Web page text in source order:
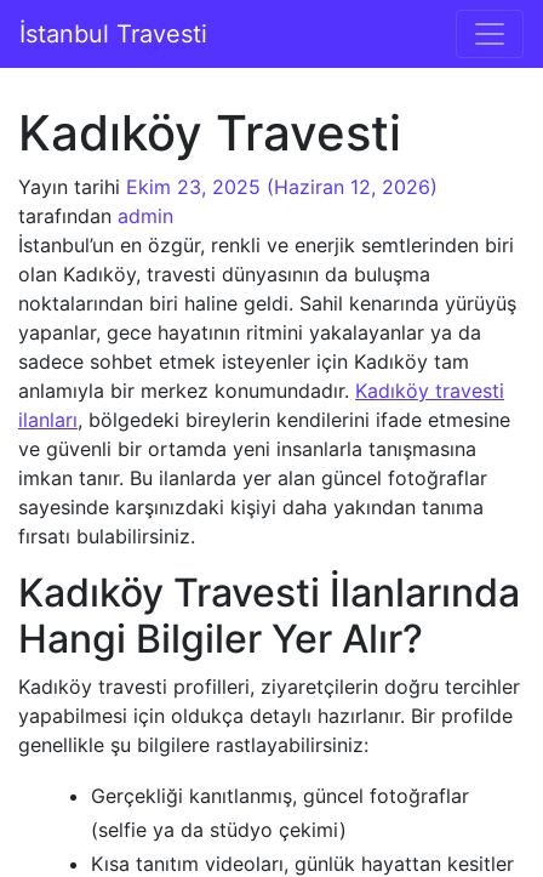
İçeriğe geç
Ana gezinti
İstanbul Travesti
Kadıköy Travesti
Yayın tarihi Ekim 23, 2025 (Haziran 12, 2026)
tarafından admin
İstanbul’un en özgür, renkli ve enerjik semtlerinden biri
olan Kadıköy, travesti dünyasının da buluşma
noktalarından biri haline geldi. Sahil kenarında yürüyüş
yapanlar, gece hayatının ritmini yakalayanlar ya da
sadece sohbet etmek isteyenler için Kadıköy tam
anlamıyla bir merkez konumundadır. Kadıköy travesti
ilanları, bölgedeki bireylerin kendilerini ifade etmesine
ve güvenli bir ortamda yeni insanlarla tanışmasına
imkan tanır. Bu ilanlarda yer alan güncel fotoğraflar
sayesinde karşınızdaki kişiyi daha yakından tanıma
fırsatı bulabilirsiniz.
Kadıköy Travesti İlanlarında
Hangi Bilgiler Yer Alır?
Kadıköy travesti profilleri, ziyaretçilerin doğru tercihler
yapabilmesi için oldukça detaylı hazırlanır. Bir profilde
genellikle şu bilgilere rastlayabilirsiniz:
Gerçekliği kanıtlanmış, güncel fotoğraflar
(selfie ya da stüdyo çekimi)
Kısa tanıtım videoları, günlük hayattan kesitler